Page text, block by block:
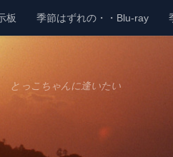
板 季節はずれの・・Blu-ray
とっこちゃんに逢いたい